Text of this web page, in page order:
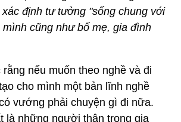
định tư tưởng "sống chung với
cũng như bố mẹ, gia đình
nếu muốn theo nghề và đi
cho mình một bản lĩnh nghề
vướng phải chuyện gì đi nữa.
là những người thân trong gia